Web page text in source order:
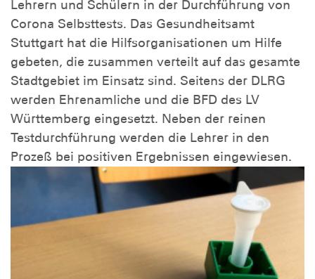
Lehrern und Schülern in der Durchführung von
Corona Selbsttests. Das Gesundheitsamt
Stuttgart hat die Hilfsorganisationen um Hilfe
gebeten, die zusammen verteilt auf das gesamte
Stadtgebiet im Einsatz sind. Seitens der DLRG
werden Ehrenamliche und die BFD des LV
Württemberg eingesetzt. Neben der reinen
Testdurchführung werden die Lehrer in den
Prozeß bei positiven Ergebnissen eingewiesen.